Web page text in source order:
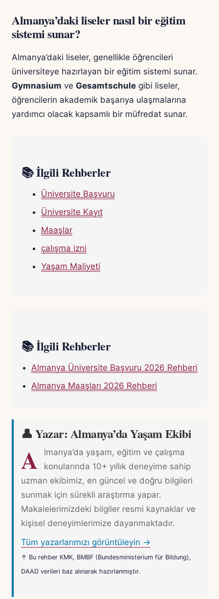
Almanya’daki liseler nasıl bir eğitim
sistemi sunar?
Almanya’daki liseler, genellikle öğrencileri
üniversiteye hazırlayan bir eğitim sistemi sunar.
Gymnasium ve Gesamtschule gibi liseler,
öğrencilerin akademik başarıya ulaşmalarına
yardımcı olacak kapsamlı bir müfredat sunar.
📚 İlgili Rehberler
Üniversite Başvuru
Üniversite Kayıt
Maaşlar
çalışma izni
Yaşam Maliyeti
📚 İlgili Rehberler
Almanya Üniversite Başvuru 2026 Rehberi
Almanya Maaşları 2026 Rehberi
👤 Yazar: Almanya’da Yaşam Ekibi
A
lmanya’da yaşam, eğitim ve çalışma
konularında 10+ yıllık deneyime sahip
uzman ekibimiz, en güncel ve doğru bilgileri
sunmak için sürekli araştırma yapar.
Makalelerimizdeki bilgiler resmi kaynaklar ve
kişisel deneyimlerimize dayanmaktadır.
Tüm yazarlarımızı görüntüleyin →
↑ Bu rehber KMK, BMBF (Bundesministerium für Bildung),
DAAD verileri baz alınarak hazırlanmıştır.